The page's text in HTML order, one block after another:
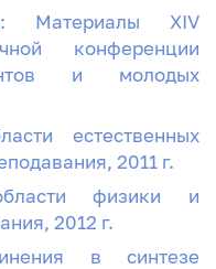
Материалы XIV
конференции
и молодых
естественных
2011 г.
физики и
2012 г.
в синтезе